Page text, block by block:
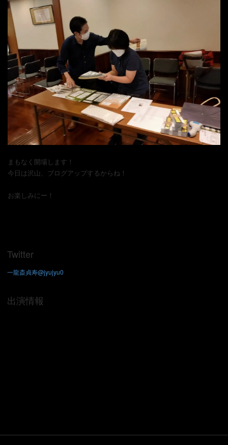
まもなく開場します！
今日は沢山、ブログアップするからね！
お楽しみにー！
Twitter
一龍斎貞寿@jyujyu0
出演情報